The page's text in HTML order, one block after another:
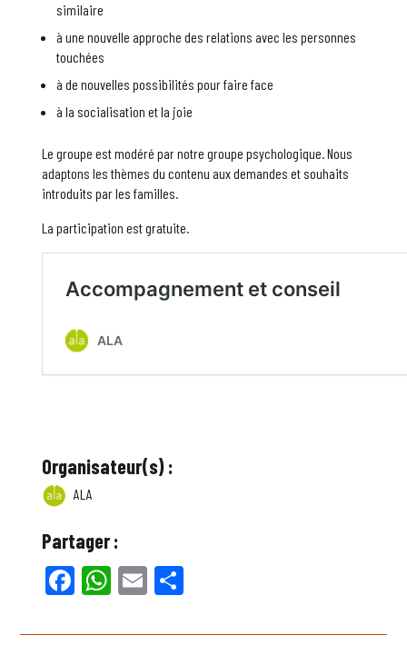
similaire
à une nouvelle approche des relations avec les personnes
touchées
à de nouvelles possibilités pour faire face
à la socialisation et la joie
Le groupe est modéré par notre groupe psychologique. Nous
adaptons les thèmes du contenu aux demandes et souhaits
introduits par les familles.
La participation est gratuite.
Organisateur(s) :
ALA
Partager :
Facebook
WhatsApp
Email